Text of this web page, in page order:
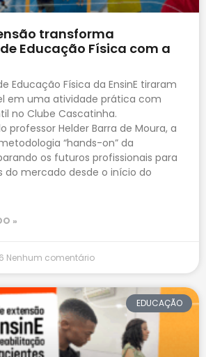
transforma
Educação Física com a
Educação Física da EnsinE tiraram
em uma atividade prática com
no Clube Cascatinha.
professor Helder Barra de Moura, a
“hands-on” da
os futuros profissionais para
do mercado desde o início do
»
Nenhum comentário
EDUCAÇÃO